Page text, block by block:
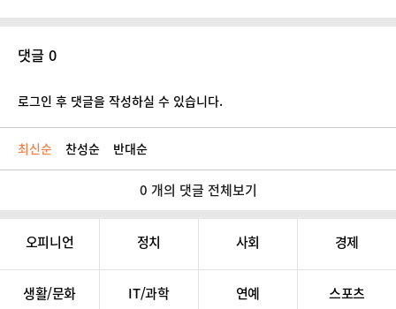
댓글 0
로그인 후 댓글을 작성하실 수 있습니다.
최신순 찬성순 반대순
0 개의 댓글 전체보기
오피니언 정치 사회 경제
생활/문화 IT/과학 연예 스포츠